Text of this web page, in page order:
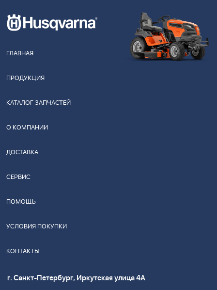
ГЛАВНАЯ
ПРОДУКЦИЯ
КАТАЛОГ ЗАПЧАСТЕЙ
О КОМПАНИИ
ДОСТАВКА
СЕРВИС
ПОМОЩЬ
УСЛОВИЯ ПОКУПКИ
КОНТАКТЫ
г. Санкт-Петербург, Иркутская улица 4А